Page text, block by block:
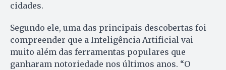
cidades.
Segundo ele, uma das principais descobertas foi
compreender que a Inteligência Artificial vai
muito além das ferramentas populares que
ganharam notoriedade nos últimos anos. “O